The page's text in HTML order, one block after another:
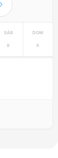
SÁB
8
DOM
9